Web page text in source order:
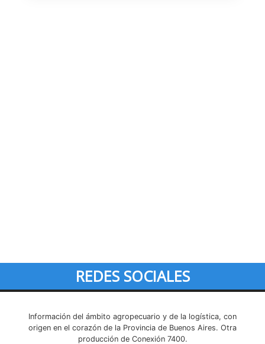
REDES SOCIALES
Información del ámbito agropecuario y de la logística, con
origen en el corazón de la Provincia de Buenos Aires. Otra
producción de Conexión 7400.